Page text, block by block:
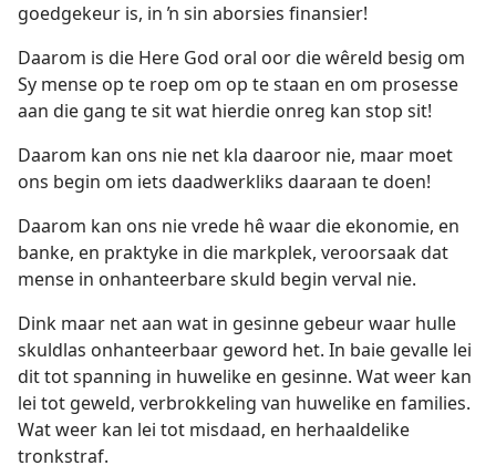
goedgekeur is, in ŉ sin aborsies finansier!
Daarom is die Here God oral oor die wêreld besig om
Sy mense op te roep om op te staan en om prosesse
aan die gang te sit wat hierdie onreg kan stop sit!
Daarom kan ons nie net kla daaroor nie, maar moet
ons begin om iets daadwerkliks daaraan te doen!
Daarom kan ons nie vrede hê waar die ekonomie, en
banke, en praktyke in die markplek, veroorsaak dat
mense in onhanteerbare skuld begin verval nie.
Dink maar net aan wat in gesinne gebeur waar hulle
skuldlas onhanteerbaar geword het. In baie gevalle lei
dit tot spanning in huwelike en gesinne. Wat weer kan
lei tot geweld, verbrokkeling van huwelike en families.
Wat weer kan lei tot misdaad, en herhaaldelike
tronkstraf.